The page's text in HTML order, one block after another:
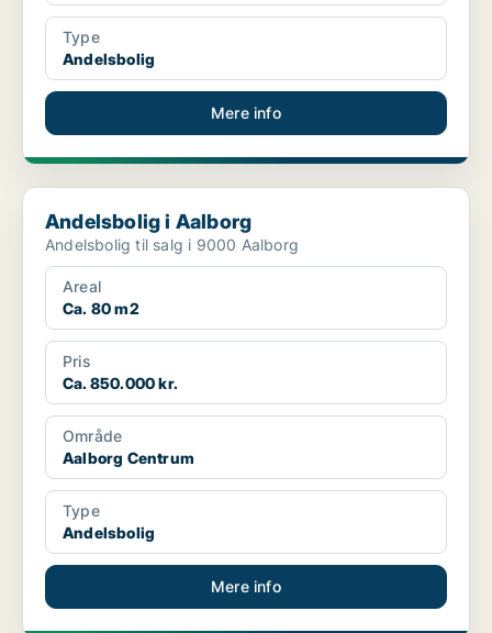
Type
Andelsbolig
Mere info
Andelsbolig i Aalborg
Andelsbolig i Aalborg
Andelsbolig til salg i 9000 Aalborg
Areal
Ca. 80 m2
Pris
Ca. 850.000 kr.
Område
Aalborg Centrum
Type
Andelsbolig
Mere info